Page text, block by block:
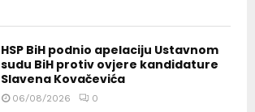
HSP BiH podnio apelaciju Ustavnom
sudu BiH protiv ovjere kandidature
Slavena Kovačevića
06/08/2026 0